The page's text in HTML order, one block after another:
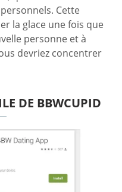
Cette
la glace une fois que
personne et à
devriez concentrer
DE BBWCUPID